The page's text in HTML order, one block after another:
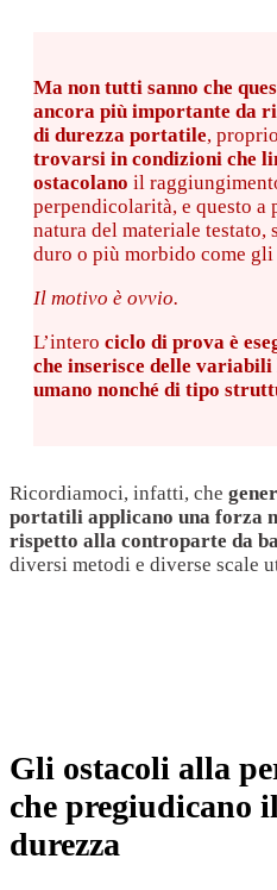
Ma non tutti sanno che
ancora più importante da
di durezza portatile,
trovarsi in condizioni che
ostacolano il
perpendicolarità, e questo a
natura del materiale testato,
duro o più morbido come
Il motivo è ovvio.
L’intero ciclo di prova è
che inserisce delle
umano nonché di tipo
Ricordiamoci, infatti, che
portatili applicano una forza
rispetto alla controparte da
diversi metodi e diverse scale
Gli ostacoli alla
che pregiudicano
durezza